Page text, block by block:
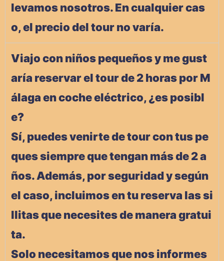
levamos nosotros. En cualquier cas
o, el precio del tour no varía.
Viajo con niños pequeños y me gust
aría reservar el tour de 2 horas por M
álaga en coche eléctrico, ¿es posibl
e?
Sí, puedes venirte de tour con tus pe
ques siempre que tengan más de 2 a
ños. Además, por seguridad y según
el caso, incluimos en tu reserva las si
llitas que necesites de manera gratui
ta.
Solo necesitamos que nos informes